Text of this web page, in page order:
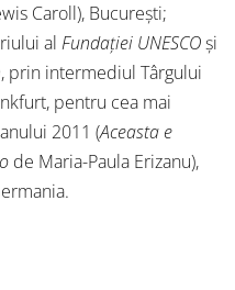
Caroll), București;
al Fundației UNESCOși
, prin intermediul Târgului
pentru cea mai
2011 (Aceasta e
de Maria-Paula Erizanu),